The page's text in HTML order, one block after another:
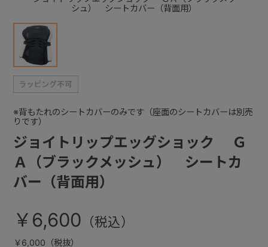
シュ） シートカバー（背面用）
ジョイトリップエッグショック Ｇ
Ａ（ブラックメッシュ） シートカ
バー（背面用）
※背もたれのシートカバーのみです（座面のシートカバーは別売
りです）
￥6,600
￥6,000（税抜）